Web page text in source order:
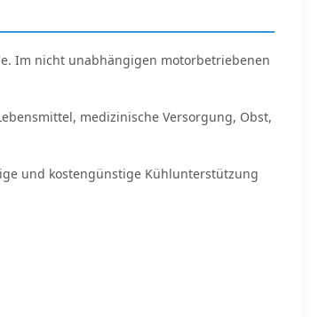
Im nicht unabhängigen motorbetriebenen
medizinische Versorgung, Obst,
und kostengünstige Kühlunterstützung